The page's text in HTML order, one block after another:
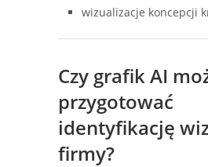
wizualizacje koncepcji
Czy grafik AI
przygotować
identyfikację
firmy?